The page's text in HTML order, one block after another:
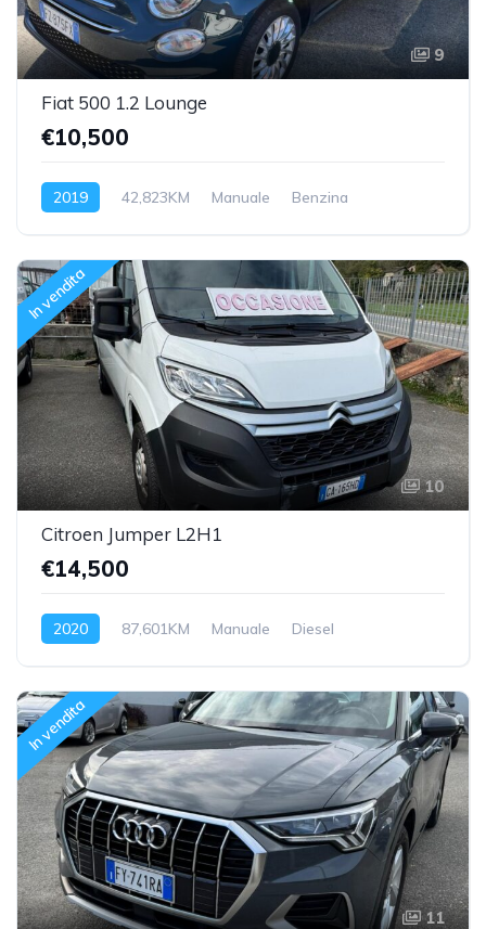
9
Fiat 500 1.2 Lounge
€10,500
2019 42,823KM Manuale
Benzina
In vendita
10
Citroen Jumper L2H1
€14,500
2020 87,601KM Manuale
Diesel
In vendita
11